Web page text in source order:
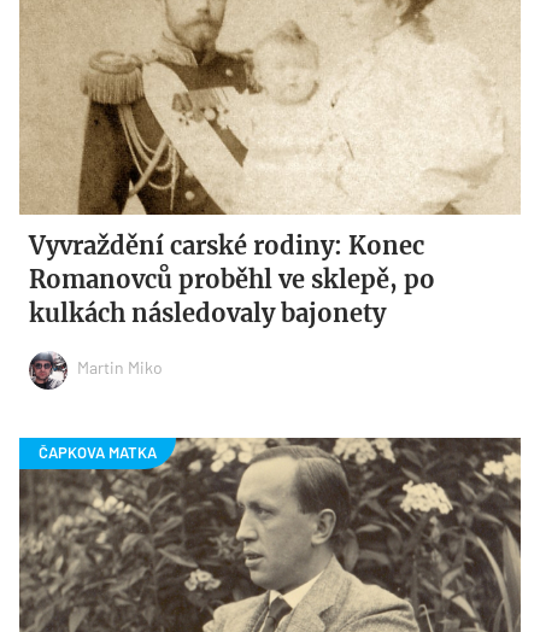
Vyvraždění carské rodiny: Konec
Romanovců proběhl ve sklepě, po
kulkách následovaly bajonety
Martin Miko